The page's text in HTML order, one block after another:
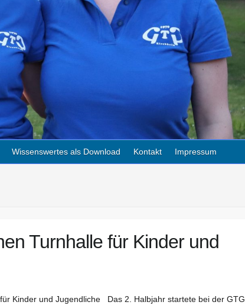
Wissenswertes als Download Kontakt Impressum
Turnhalle für Kinder und
Kinder und Jugendliche Das 2. Halbjahr startete bei der GTG